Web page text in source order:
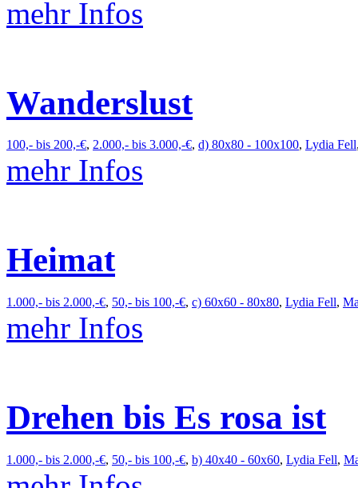
mehr Infos
Wanderslust
100,- bis 200,-€, 2.000,- bis 3.000,-€, d) 80x80 - 100x100, Lydia Fell
mehr Infos
Heimat
1.000,- bis 2.000,-€, 50,- bis 100,-€, c) 60x60 - 80x80, Lydia Fell,
mehr Infos
Drehen bis Es rosa ist
1.000,- bis 2.000,-€, 50,- bis 100,-€, b) 40x40 - 60x60, Lydia Fell,